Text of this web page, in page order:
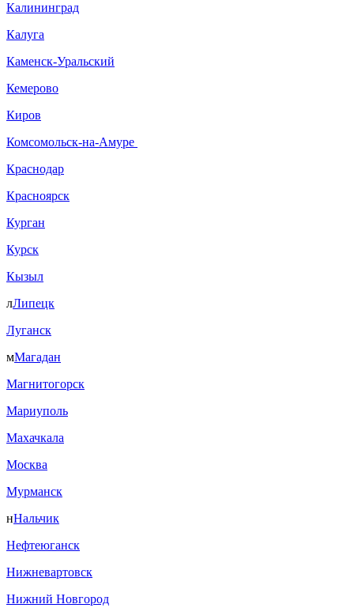
Калининград
Калуга
Каменск-Уральский
Кемерово
Киров
Комсомольск-на-Амуре
Краснодар
Красноярск
Курган
Курск
Кызыл
лЛипецк
Луганск
мМагадан
Магнитогорск
Мариуполь
Махачкала
Москва
Мурманск
нНальчик
Нефтеюганск
Нижневартовск
Нижний Новгород